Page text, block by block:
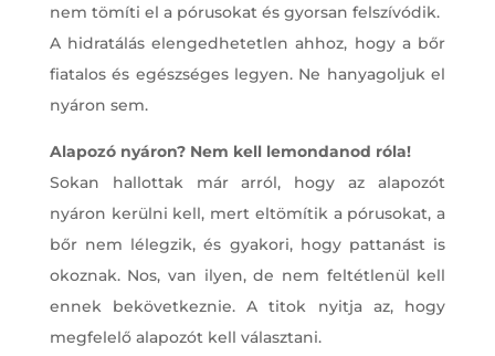
nem tömíti el a pórusokat és gyorsan felszívódik.
A hidratálás elengedhetetlen ahhoz, hogy a bőr
fiatalos és egészséges legyen. Ne hanyagoljuk el
nyáron sem.
Alapozó nyáron? Nem kell lemondanod róla!
Sokan hallottak már arról, hogy az alapozót
nyáron kerülni kell, mert eltömítik a pórusokat, a
bőr nem lélegzik, és gyakori, hogy pattanást is
okoznak. Nos, van ilyen, de nem feltétlenül kell
ennek bekövetkeznie. A titok nyitja az, hogy
megfelelő alapozót kell választani.